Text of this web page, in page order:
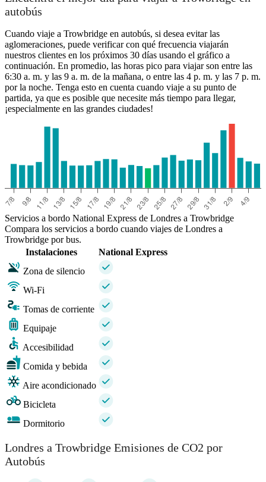
autobús
Cuando viaje a Trowbridge en autobús, si desea evitar las
aglomeraciones, puede verificar con qué frecuencia viajarán
nuestros clientes en los próximos 30 días usando el gráfico a
continuación. En promedio, las horas pico para viajar son entre las
6:30 a. m. y las 9 a. m. de la mañana, o entre las 4 p. m. y las 7 p. m.
por la noche. Tenga esto en cuenta cuando viaje a su punto de
partida, ya que es posible que necesite más tiempo para llegar,
¡especialmente en las grandes ciudades!
Servicios a bordo National Express de Londres a Trowbridge
Compara los servicios a bordo cuando viajes de Londres a
Trowbridge por bus.
Instalaciones
National Express
Zona de silencio
Wi-Fi
Tomas de corriente
Equipaje
Accesibilidad
Comida y bebida
Aire acondicionado
Bicicleta
Dormitorio
Londres a Trowbridge Emisiones de CO2 por
Autobús